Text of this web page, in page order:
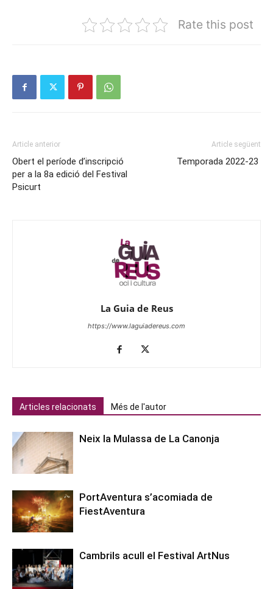
Rate this post
Article anterior
Obert el període d’inscripció
per a la 8a edició del Festival
Psicurt
Article següent
Temporada 2022-23
La Guia de Reus
https://www.laguiadereus.com
Articles relacionats Més de l'autor
Neix la Mulassa de La Canonja
PortAventura s’acomiada de
FiestAventura
Cambrils acull el Festival ArtNus